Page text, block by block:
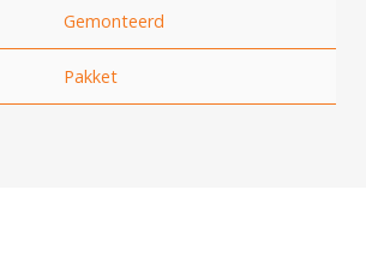
Gemonteerd
Pakket